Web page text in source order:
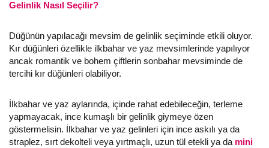
Gelinlik Nasıl Seçilir?
Düğünün yapılacağı mevsim de gelinlik seçiminde etkili oluyor.
Kır düğünleri özellikle ilkbahar ve yaz mevsimlerinde yapılıyor
ancak romantik ve bohem çiftlerin sonbahar mevsiminde de
tercihi kır düğünleri olabiliyor.
İlkbahar ve yaz aylarında, içinde rahat edebileceğin, terleme
yapmayacak, ince kumaşlı bir gelinlik giymeye özen
göstermelisin. İlkbahar ve yaz gelinleri için ince askılı ya da
straplez, sırt dekolteli veya yırtmaçlı, uzun tül etekli ya da mini